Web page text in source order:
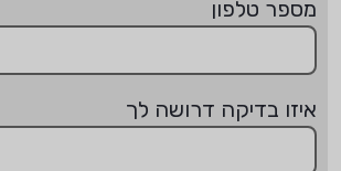
מספר טלפון
איזו בדיקה דרושה לך